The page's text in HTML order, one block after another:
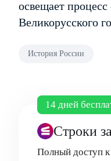
освещает
Великорусского
История России
14 дней
Строки
Полный доступ к